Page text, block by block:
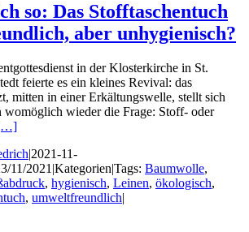
so: Das Stofftaschentuch
aber unhygienisch?
in der Klosterkirche in St.
feierte es ein kleines Revival: das
mitten in einer Erkältungswelle, stellt sich
womöglich wieder die Frage: Stoff- oder
|2021-11-
11/2021 |Kategorien|Tags: Baumwolle,
, hygienisch, Leinen, ökologisch,
, umweltfreundlich|